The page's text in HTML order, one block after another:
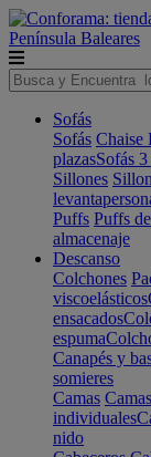
Península Baleares
Sofás
Sofás Chaise
plazasSofás
Sillones
Puffs Puffs
almacenaje
Descanso
Colchones
viscoelásticos
ensacados
espuma
Canapés y
somieres
Camas
individuales
nido